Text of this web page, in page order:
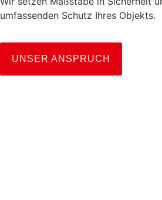
umfassenden Schutz Ihres Objekts.
UNSER ANSPRUCH